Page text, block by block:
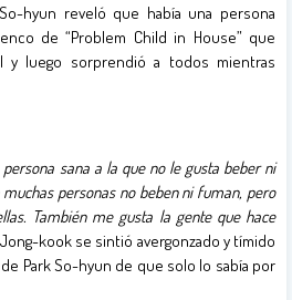
hyun reveló que había una persona
de “Problem Child in House” que
luego sorprendió a todos mientras
persona sana a la que no le gusta beber ni
muchas personas no beben ni fuman, pero
También me gusta la gente que hace
kook se sintió avergonzado y tímido
Park So-hyun de que solo lo sabía por